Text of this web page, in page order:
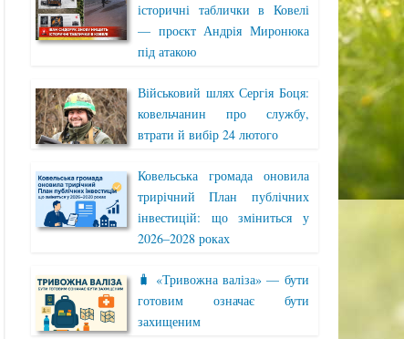
історичні таблички в Ковелі
— проєкт Андрія Миронюка
під атакою
Військовий шлях Сергія Боця:
ковельчанин про службу,
втрати й вибір 24 лютого
Ковельська громада оновила
трирічний План публічних
інвестицій: що зміниться у
2026–2028 роках
🧳 «Тривожна валіза» — бути
готовим означає бути
захищеним